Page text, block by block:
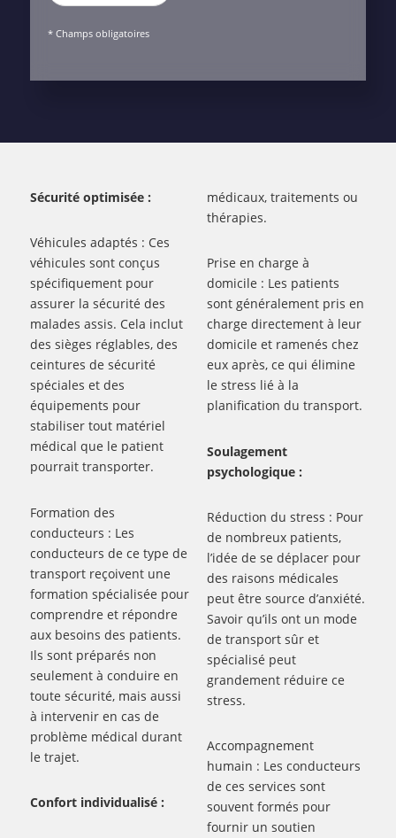
* Champs obligatoires
Sécurité optimisée :
Véhicules adaptés : Ces
véhicules sont conçus
spécifiquement pour
assurer la sécurité des
malades assis. Cela inclut
des sièges réglables, des
ceintures de sécurité
spéciales et des
équipements pour
stabiliser tout matériel
médical que le patient
pourrait transporter.
Formation des
conducteurs : Les
conducteurs de ce type de
transport reçoivent une
formation spécialisée pour
comprendre et répondre
aux besoins des patients.
Ils sont préparés non
seulement à conduire en
toute sécurité, mais aussi
à intervenir en cas de
problème médical durant
le trajet.
Confort individualisé :
médicaux, traitements ou
thérapies.
Prise en charge à
domicile : Les patients
sont généralement pris en
charge directement à leur
domicile et ramenés chez
eux après, ce qui élimine
le stress lié à la
planification du transport.
Soulagement
psychologique :
Réduction du stress : Pour
de nombreux patients,
l’idée de se déplacer pour
des raisons médicales
peut être source d’anxiété.
Savoir qu’ils ont un mode
de transport sûr et
spécialisé peut
grandement réduire ce
stress.
Accompagnement
humain : Les conducteurs
de ces services sont
souvent formés pour
fournir un soutien